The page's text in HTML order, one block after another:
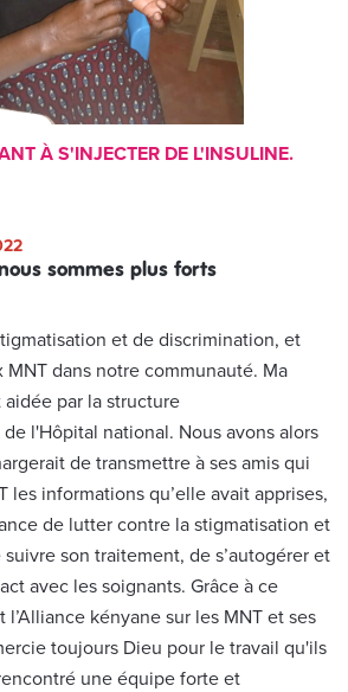
À S'INJECTER DE L'INSULINE.
sommes plus forts
et de discrimination, et
dans notre communauté. Ma
par la structure
l'Hôpital national. Nous avons alors
de transmettre à ses amis qui
les informations qu’elle avait apprises,
de lutter contre la stigmatisation et
son traitement, de s’autogérer et
avec les soignants. Grâce à ce
kényane sur les MNT et ses
toujours Dieu pour le travail qu'ils
une équipe forte et